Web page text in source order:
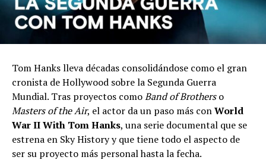
Tom Hanks lleva décadas consolidándose como el gran
cronista de Hollywood sobre la Segunda Guerra
Mundial. Tras proyectos comoBand of Brotherso
Masters of the Air, el actor da un paso más conWorld
War II With Tom Hanks, una serie documental que se
estrena en Sky History y que tiene todo el aspecto de
ser su proyecto más personal hasta la fecha.